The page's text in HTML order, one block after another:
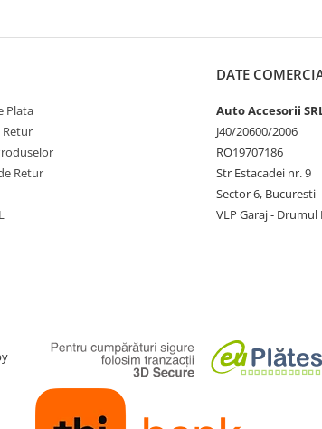
Plata
Retur
Retur
DATE
Auto Accesorii
J40/20600/2006
RO19707186
Str Estacadei nr. 9
Sector 6, Bucuresti
VLP Garaj -